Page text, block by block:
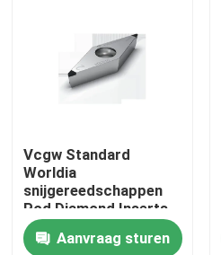
Fabrieksreis
Contacteer ons
nieuws
Vcgw Standard
Worldia
snijgereedschappen
Pcd Diamond Inserts
voor
poedermetallurgie
Aanvraag sturen